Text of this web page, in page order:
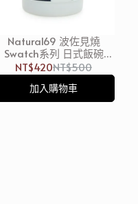
Natural69 波佐見燒
Swatch系列 日式飯碗
11.5cm 250ml 調色盤 日本
製
NT$420NT$500
加入購物車